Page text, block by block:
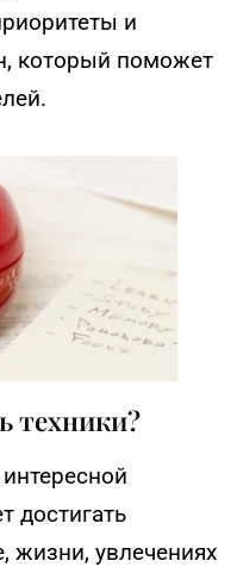
и
который поможет
техники?
достигать
жизни, увлечениях